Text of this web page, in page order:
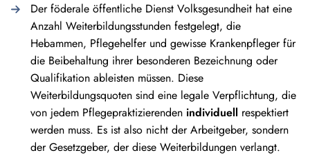
Der föderale öffentliche Dienst Volksgesundheit hat eine
Anzahl Weiterbildungsstunden festgelegt, die
Hebammen, Pflegehelfer und gewisse Krankenpfleger für
die Beibehaltung ihrer besonderen Bezeichnung oder
Qualifikation ableisten müssen. Diese
Weiterbildungsquoten sind eine legale Verpflichtung, die
von jedem Pflegepraktizierenden individuell respektiert
werden muss. Es ist also nicht der Arbeitgeber, sondern
der Gesetzgeber, der diese Weiterbildungen verlangt.